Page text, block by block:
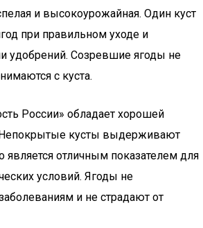
и высокоурожайная. Один куст
при правильном уходе и
удобрений. Созревшие ягоды не
с куста.
России» обладает хорошей
кусты выдерживают
является отличным показателем для
условий. Ягоды не
и не страдают от